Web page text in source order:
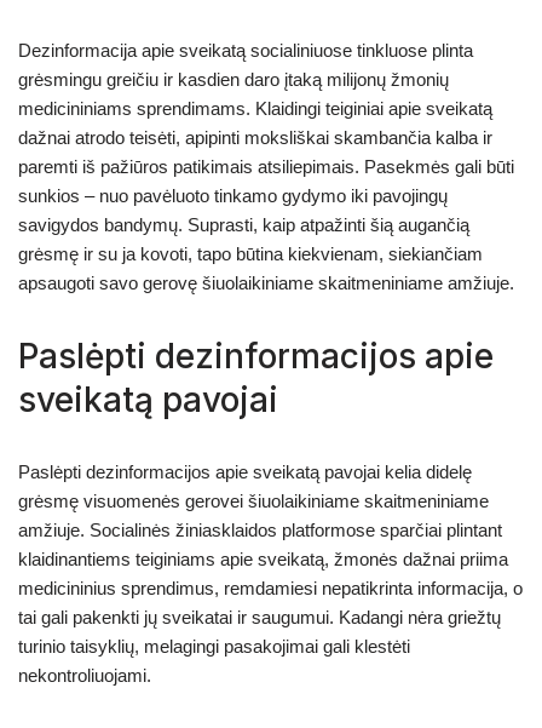
Dezinformacija apie sveikatą socialiniuose tinkluose plinta
grėsmingu greičiu ir kasdien daro įtaką milijonų žmonių
medicininiams sprendimams. Klaidingi teiginiai apie sveikatą
dažnai atrodo teisėti, apipinti moksliškai skambančia kalba ir
paremti iš pažiūros patikimais atsiliepimais. Pasekmės gali būti
sunkios – nuo pavėluoto tinkamo gydymo iki pavojingų
savigydos bandymų. Suprasti, kaip atpažinti šią augančią
grėsmę ir su ja kovoti, tapo būtina kiekvienam, siekiančiam
apsaugoti savo gerovę šiuolaikiniame skaitmeniniame amžiuje.
Paslėpti dezinformacijos apie
sveikatą pavojai
Paslėpti dezinformacijos apie sveikatą pavojai kelia didelę
grėsmę visuomenės gerovei šiuolaikiniame skaitmeniniame
amžiuje. Socialinės žiniasklaidos platformose sparčiai plintant
klaidinantiems teiginiams apie sveikatą, žmonės dažnai priima
medicininius sprendimus, remdamiesi nepatikrinta informacija, o
tai gali pakenkti jų sveikatai ir saugumui. Kadangi nėra griežtų
turinio taisyklių, melagingi pasakojimai gali klestėti
nekontroliuojami.